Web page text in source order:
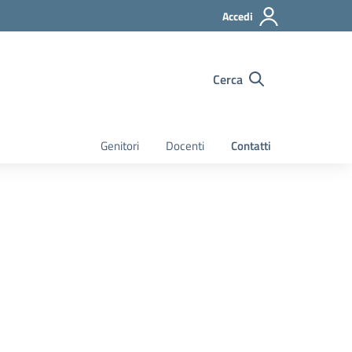
Accedi
Cerca
Genitori Docenti Contatti